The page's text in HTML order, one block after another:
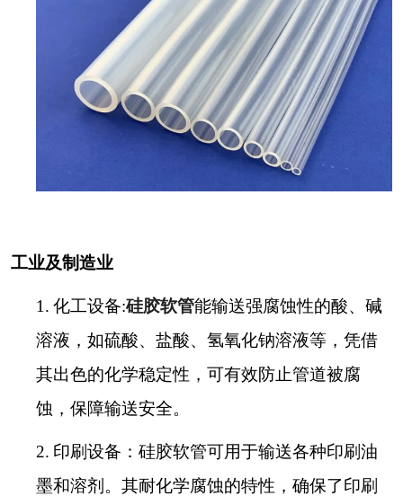
工业及制造业
1. 化工设备:硅胶软管能输送强腐蚀性的酸、碱
溶液，如硫酸、盐酸、氢氧化钠溶液等，凭借
其出色的化学稳定性，可有效防止管道被腐
蚀，保障输送安全。
2. 印刷设备：硅胶软管可用于输送各种印刷油
墨和溶剂。其耐化学腐蚀的特性，确保了印刷